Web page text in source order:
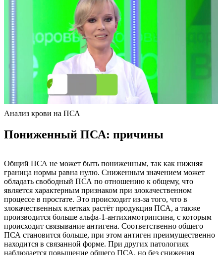
Анализ крови на ПСА
Пониженный ПСА: причины
Общий ПСА не может быть пониженным, так как нижняя
граница нормы равна нулю. Сниженным значением может
обладать свободный ПСА по отношению к общему, что
является характерным признаком при злокачественном
процессе в простате. Это происходит из-за того, что в
злокачественных клетках растёт продукция ПСА, а также
производится больше альфа-1-антихимотрипсина, с которым
происходит связывание антигена. Соответственно общего
ПСА становится больше, при этом антиген преимущественно
находится в связанной форме. При других патологиях
наблюдается повышение общего ПСА, но без снижения